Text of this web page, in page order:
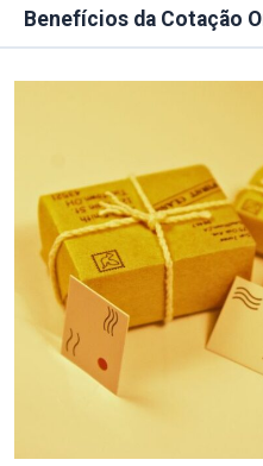
Benefícios da Cotação